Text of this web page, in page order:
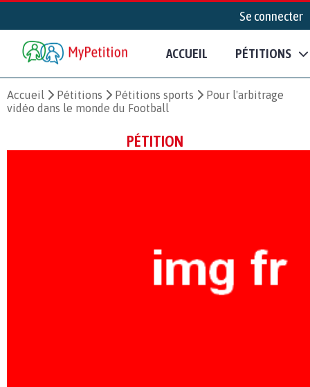
Se connecter
ACCUEIL PÉTITIONS
Accueil Pétitions Pétitions sports
Pour l'arbitrage
vidéo dans le monde du Football
PÉTITION